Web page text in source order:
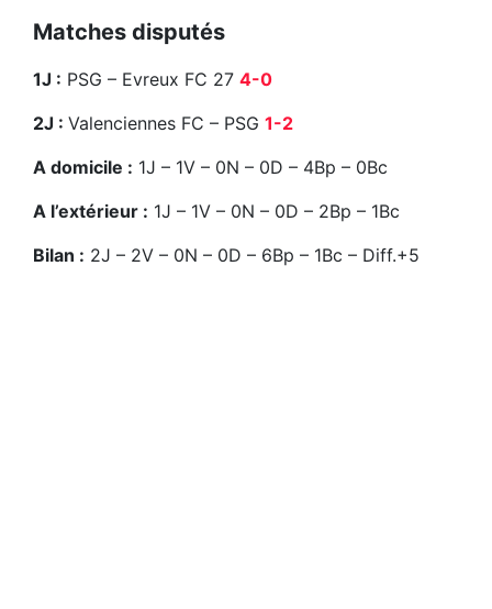
Matches disputés
1J : PSG – Evreux FC 27 4-0
2J : Valenciennes FC – PSG 1-2
A domicile : 1J – 1V – 0N – 0D – 4Bp – 0Bc
A l’extérieur : 1J – 1V – 0N – 0D – 2Bp – 1Bc
Bilan : 2J – 2V – 0N – 0D – 6Bp – 1Bc – Diff.+5